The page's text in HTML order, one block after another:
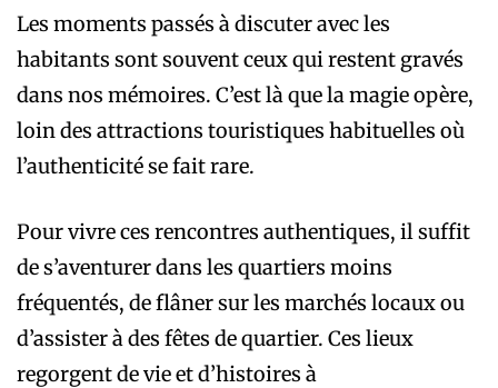
Les moments passés à discuter avec les
habitants sont souvent ceux qui restent gravés
dans nos mémoires. C’est là que la magie opère,
loin des attractions touristiques habituelles où
l’authenticité se fait rare.
Pour vivre ces rencontres authentiques, il suffit
de s’aventurer dans les quartiers moins
fréquentés, de flâner sur les marchés locaux ou
d’assister à des fêtes de quartier. Ces lieux
regorgent de vie et d’histoires à